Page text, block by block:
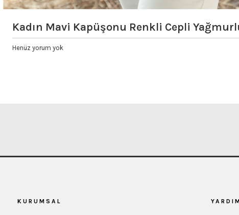
Kadın Mavi Kapüşonu Renkli Cepli
Henüz yorum yok
KURUMSAL